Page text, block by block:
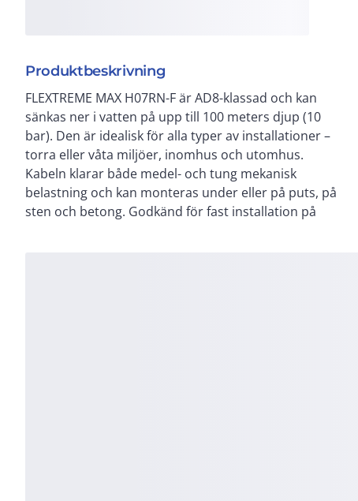
Produktbeskrivning
FLEXTREME MAX H07RN-F är AD8-klassad och kan
sänkas ner i vatten på upp till 100 meters djup (10
bar). Den är idealisk för alla typer av installationer –
torra eller våta miljöer, inomhus och utomhus.
Kabeln klarar både medel- och tung mekanisk
belastning och kan monteras under eller på puts, på
sten och betong. Godkänd för fast installation på
kranar, maskinelement m.m. Tillåten spänning upp till
1 kV AC. Även lämplig för kylinstallationer. FLEXTREME
är motståndskraftig mot olja, ozon och UV-strålning.